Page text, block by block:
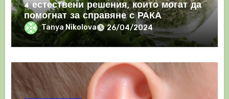
4 естествени решения, които могат да
помогнат за справяне с РАКА
Tanya Nikolova 26/04/2024